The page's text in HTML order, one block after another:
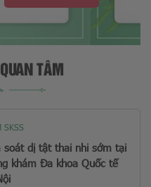
TÂM
SKSS
soát dị tật thai nhi sớm tại
khám Đa khoa Quốc tế